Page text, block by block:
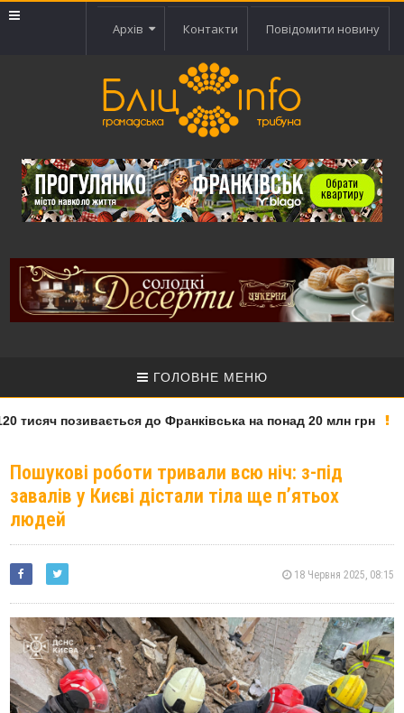
Архів Контакти Повідомити новину
ГОЛОВНЕ МЕНЮ
позивається до Франківська на понад 20 млн грн
Пошукові роботи тривали всю ніч: з-під
завалів у Києві дістали тіла ще п’ятьох
людей
18 Червня 2025, 08:15